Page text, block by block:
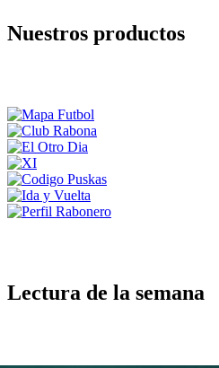
Nuestros productos
Lectura de la semana